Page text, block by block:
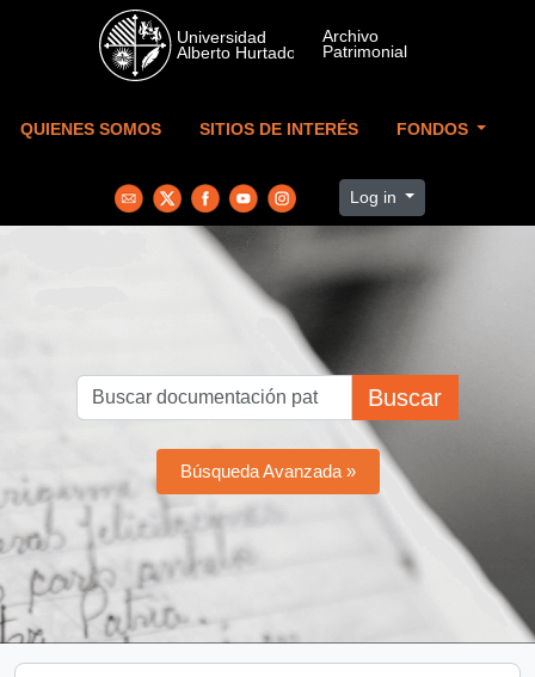
Skip to main content
QUIENES SOMOS SITIOS DE INTERÉS FONDOS
Log in
Buscar
Búsqueda Avanzada »